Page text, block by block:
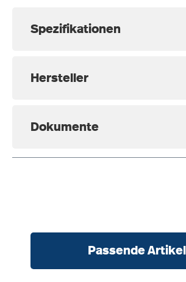
Spezifikationen
Hersteller
Dokumente
Passende Artikel